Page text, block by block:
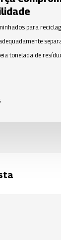
para
tonelada de